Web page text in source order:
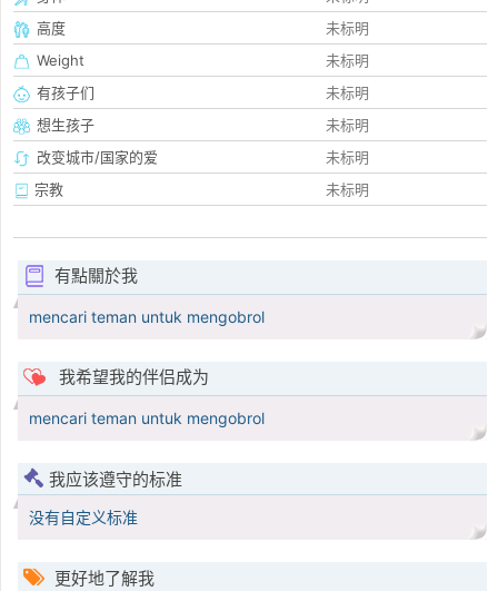
高度
未标明
Weight
未标明
有孩子们
未标明
想生孩子
未标明
改变城市/国家的爱
未标明
宗教
未标明
有點關於我
mencari teman untuk mengobrol
我希望我的伴侣成为
mencari teman untuk mengobrol
我应该遵守的标准
没有自定义标准
更好地了解我